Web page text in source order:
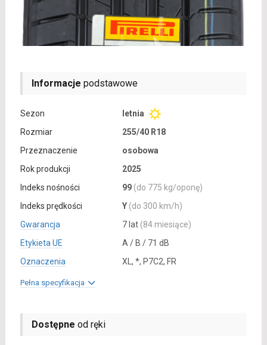
Informacje podstawowe
Sezon
letnia
Rozmiar
255/40 R18
Przeznaczenie
osobowa
Rok produkcji
2025
Indeks nośności
99 (do 775 kg/oponę)
Indeks prędkości
Y (do 300 km/h)
Gwarancja
7 lat (84 miesiące)
Etykieta UE
A / B / 71 dB
Oznaczenia
XL, *, P7C2, FR
Pełna specyfikacja
Dostępne od ręki